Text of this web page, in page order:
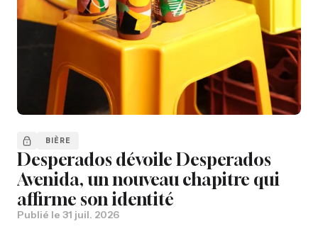
BIÈRE
Desperados dévoile Desperados
Avenida, un nouveau chapitre qui
affirme son identité
Publié le 31 juil. 2026